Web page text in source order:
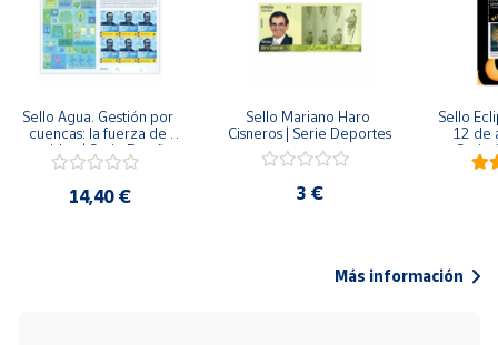
Sello Agua. Gestión por
cuencas: la fuerza de
una idea.| Serie España
ES| Pliego Premium
14,40 €
Sello Mariano Haro
Cisneros | Serie Deportes
3 €
Sello
12 de
Serie
Más información